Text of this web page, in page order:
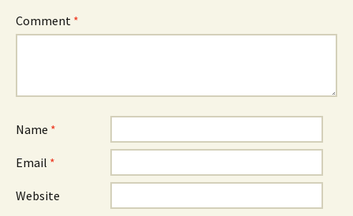
Comment *
Name *
Email *
Website